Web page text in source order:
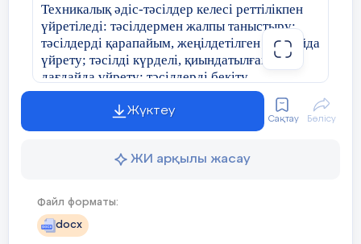
Техникалық әдіс-тәсілдер келесі реттілікпен
үйретіледі: тәсілдермен жалпы таныстыру;
тәсілдерді қарапайым, жеңілдетілген жағдайда
үйрету; тәсілді күрделі, қиындатылған
дағдайда үйрету; тәсілдерді бекіту.
Ойын тәсілдерін түрлі әдістермен үйретуге
болады. Алайда, түсіндіру және көрсету сол
Мұғалім (бапкер) түсіндіру арқылы
түсінік қалыптастырады және сол іс-қимылдың
ұсақ-түйектеріне тоқталмай, негізгісіне назар
аударуға мүмкіндік береді. Түсіндіру тәртібі
Жүктеу
Сақтау Бөлісу
ЖИ арқылы жасау
Файл форматы:
docx